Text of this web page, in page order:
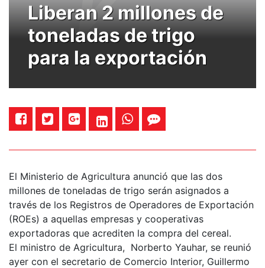
Liberan 2 millones de
toneladas de trigo
para la exportación
El Ministerio de Agricultura anunció que las dos
millones de toneladas de trigo serán asignados a
través de los Registros de Operadores de Exportación
(ROEs) a aquellas empresas y cooperativas
exportadoras que acrediten la compra del cereal.
El ministro de Agricultura, Norberto Yauhar, se reunió
ayer con el secretario de Comercio Interior, Guillermo